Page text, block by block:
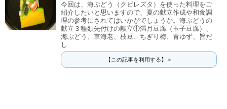
今回は、海ぶどう（クビレズタ）を使った料理をご
紹介したいと思いますので、夏の献立作成や和食調
理の参考にされてはいかがでしょうか。海ぶどうの
献立３種類先付けの献立①満月豆腐（玉子豆腐）、
海ぶどう、車海老、枝豆、ちぎり梅、青ゆず、旨だ
し
【この記事を利用する】＞